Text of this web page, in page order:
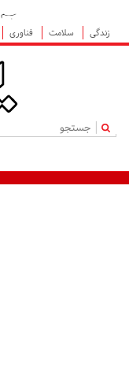
زندگی
سلامت فناوری
|